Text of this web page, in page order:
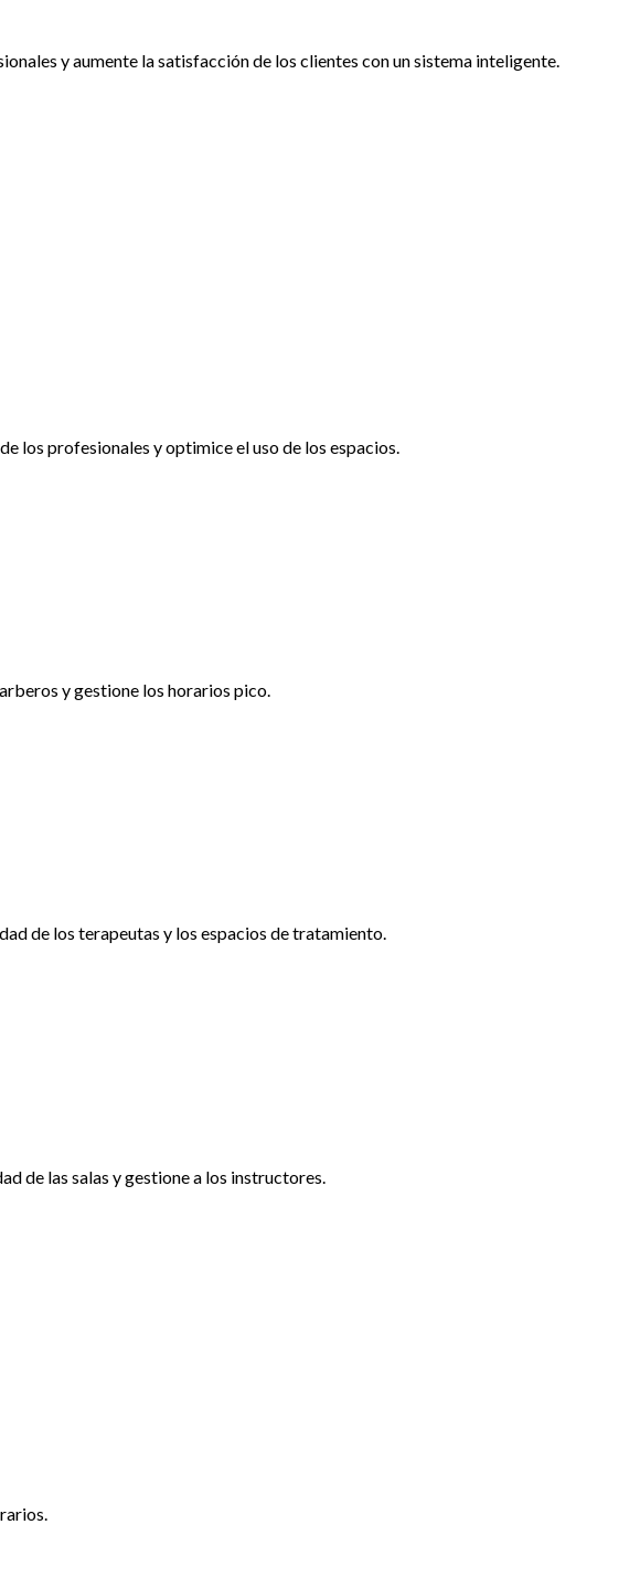
y aumente la satisfacción de los clientes con un sistema inteligente.
los profesionales y optimice el uso de los espacios.
y gestione los horarios pico.
de los terapeutas y los espacios de tratamiento.
de las salas y gestione a los instructores.